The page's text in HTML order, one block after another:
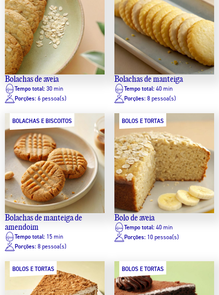
Bolachas de aveia
Tempo total: 30 min
Porções: 6 pessoa(s)
Bolachas de manteiga
Tempo total: 40 min
Porções: 8 pessoa(s)
BOLACHAS E BISCOITOS
Bolachas de manteiga de
amendoim
Tempo total: 15 min
Porções: 8 pessoa(s)
BOLOS E TORTAS
Bolo de aveia
Tempo total: 40 min
Porções: 10 pessoa(s)
BOLOS E TORTAS BOLOS E TORTAS